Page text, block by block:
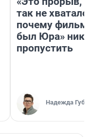
так не
почему фильм
был Юра»
пропустить
Надежда